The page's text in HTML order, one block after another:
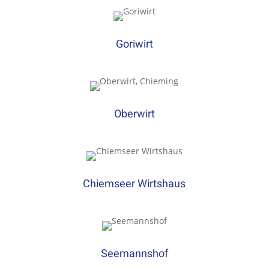
Goriwirt
Oberwirt
Chiemseer Wirtshaus
Seemannshof